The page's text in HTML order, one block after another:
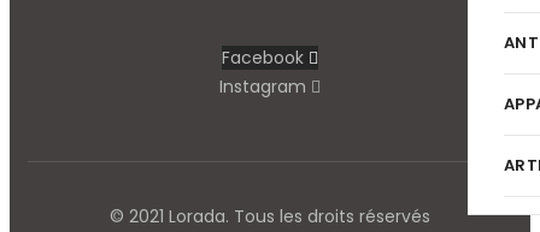
Facebook
Instagram
© 2021 Lorada. Tous les droits réservés